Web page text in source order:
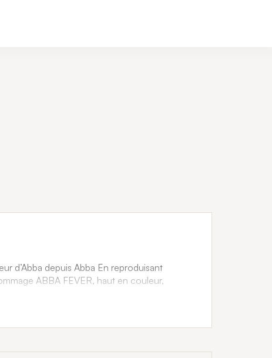
d’Abba depuis Abba En reproduisant
ABBA FEVER, haut en couleur,
en Live ! ABBA FEVER, le meilleur